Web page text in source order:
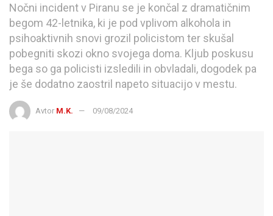
Nočni incident v Piranu se je končal z dramatičnim
begom 42-letnika, ki je pod vplivom alkohola in
psihoaktivnih snovi grozil policistom ter skušal
pobegniti skozi okno svojega doma. Kljub poskusu
bega so ga policisti izsledili in obvladali, dogodek pa
je še dodatno zaostril napeto situacijo v mestu.
Avtor M.K. 09/08/2024